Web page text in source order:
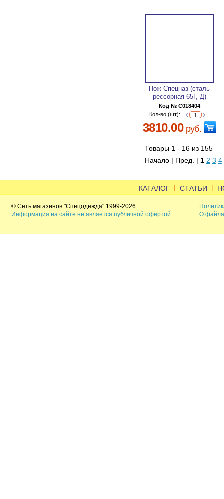
Нож Спецназ (сталь
рессорная 65Г, Д)
Код № C018404
Кол-во (шт):
3810.00руб.
Товары 1 - 16 из 155
Начало | Пред. | 1 2 3 4
КАТАЛОГ | СТАТЬИ |
© Сеть магазинов "Спецодежда" 1999-2026
Информация на сайте не является публичной офертой
О